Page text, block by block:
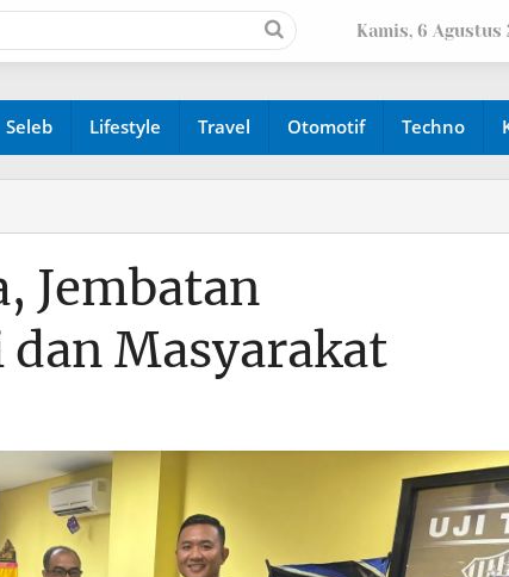
Kamis, 6 Agustus
Seleb Lifestyle Travel Otomotif Techno
Jembatan
Masyarakat